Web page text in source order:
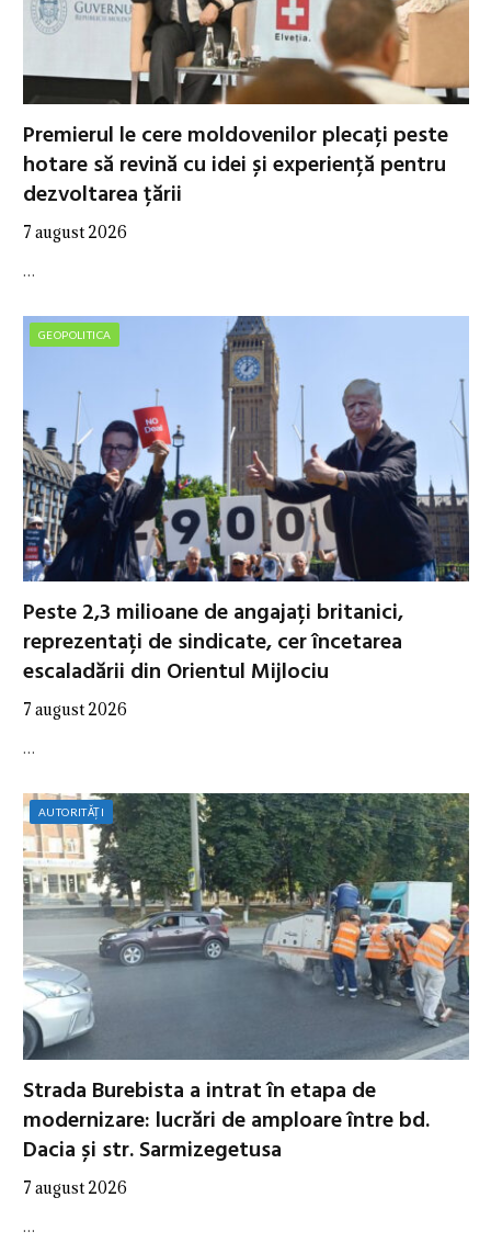
Premierul le cere moldovenilor plecați peste
hotare să revină cu idei și experiență pentru
dezvoltarea țării
7 august 2026
…
GEOPOLITICA
Peste 2,3 milioane de angajați britanici,
reprezentați de sindicate, cer încetarea
escaladării din Orientul Mijlociu
7 august 2026
…
AUTORITĂȚI
Strada Burebista a intrat în etapa de
modernizare: lucrări de amploare între bd.
Dacia și str. Sarmizegetusa
7 august 2026
…